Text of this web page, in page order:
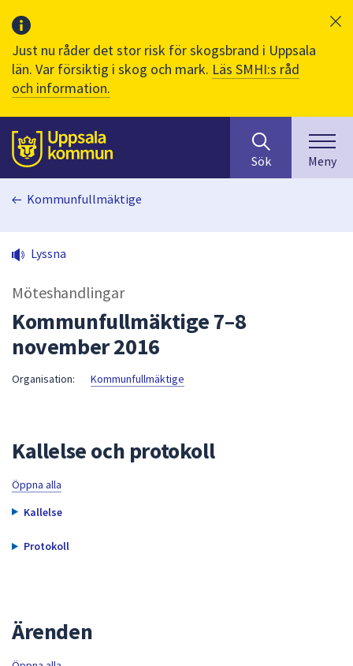
Just nu råder det stor risk för skogsbrand i Uppsala
län. Var försiktig i skog och mark. Läs SMHI:s råd
och information.
Till sidans
huvudinnehåll
efter
innehåll
på
sökfältet
kommer
Sök Meny
Kommunfullmäktige
Lyssna
Möteshandlingar
Kommunfullmäktige 7–8
november 2016
Organisation: Kommunfullmäktige
Kallelse och protokoll
Öppna alla
Kallelse
Protokoll
Ärenden